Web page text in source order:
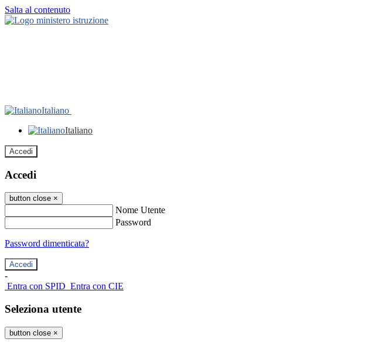
Salta al contenuto
Italiano
Italiano
Accedi
Accedi
button close ×
Nome Utente
Password
Password dimenticata?
-
Entra con SPID Entra con CIE
Seleziona utente
button close ×